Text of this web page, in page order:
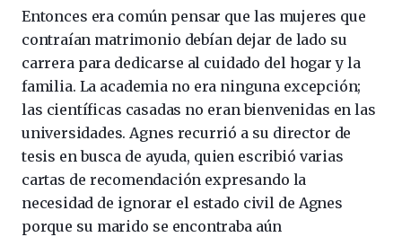
Entonces era común pensar que las mujeres que
contraían matrimonio debían dejar de lado su
carrera para dedicarse al cuidado del hogar y la
familia. La academia no era ninguna excepción;
las científicas casadas no eran bienvenidas en las
universidades. Agnes recurrió a su director de
tesis en busca de ayuda, quien escribió varias
cartas de recomendación expresando la
necesidad de ignorar el estado civil de Agnes
porque su marido se encontraba aún